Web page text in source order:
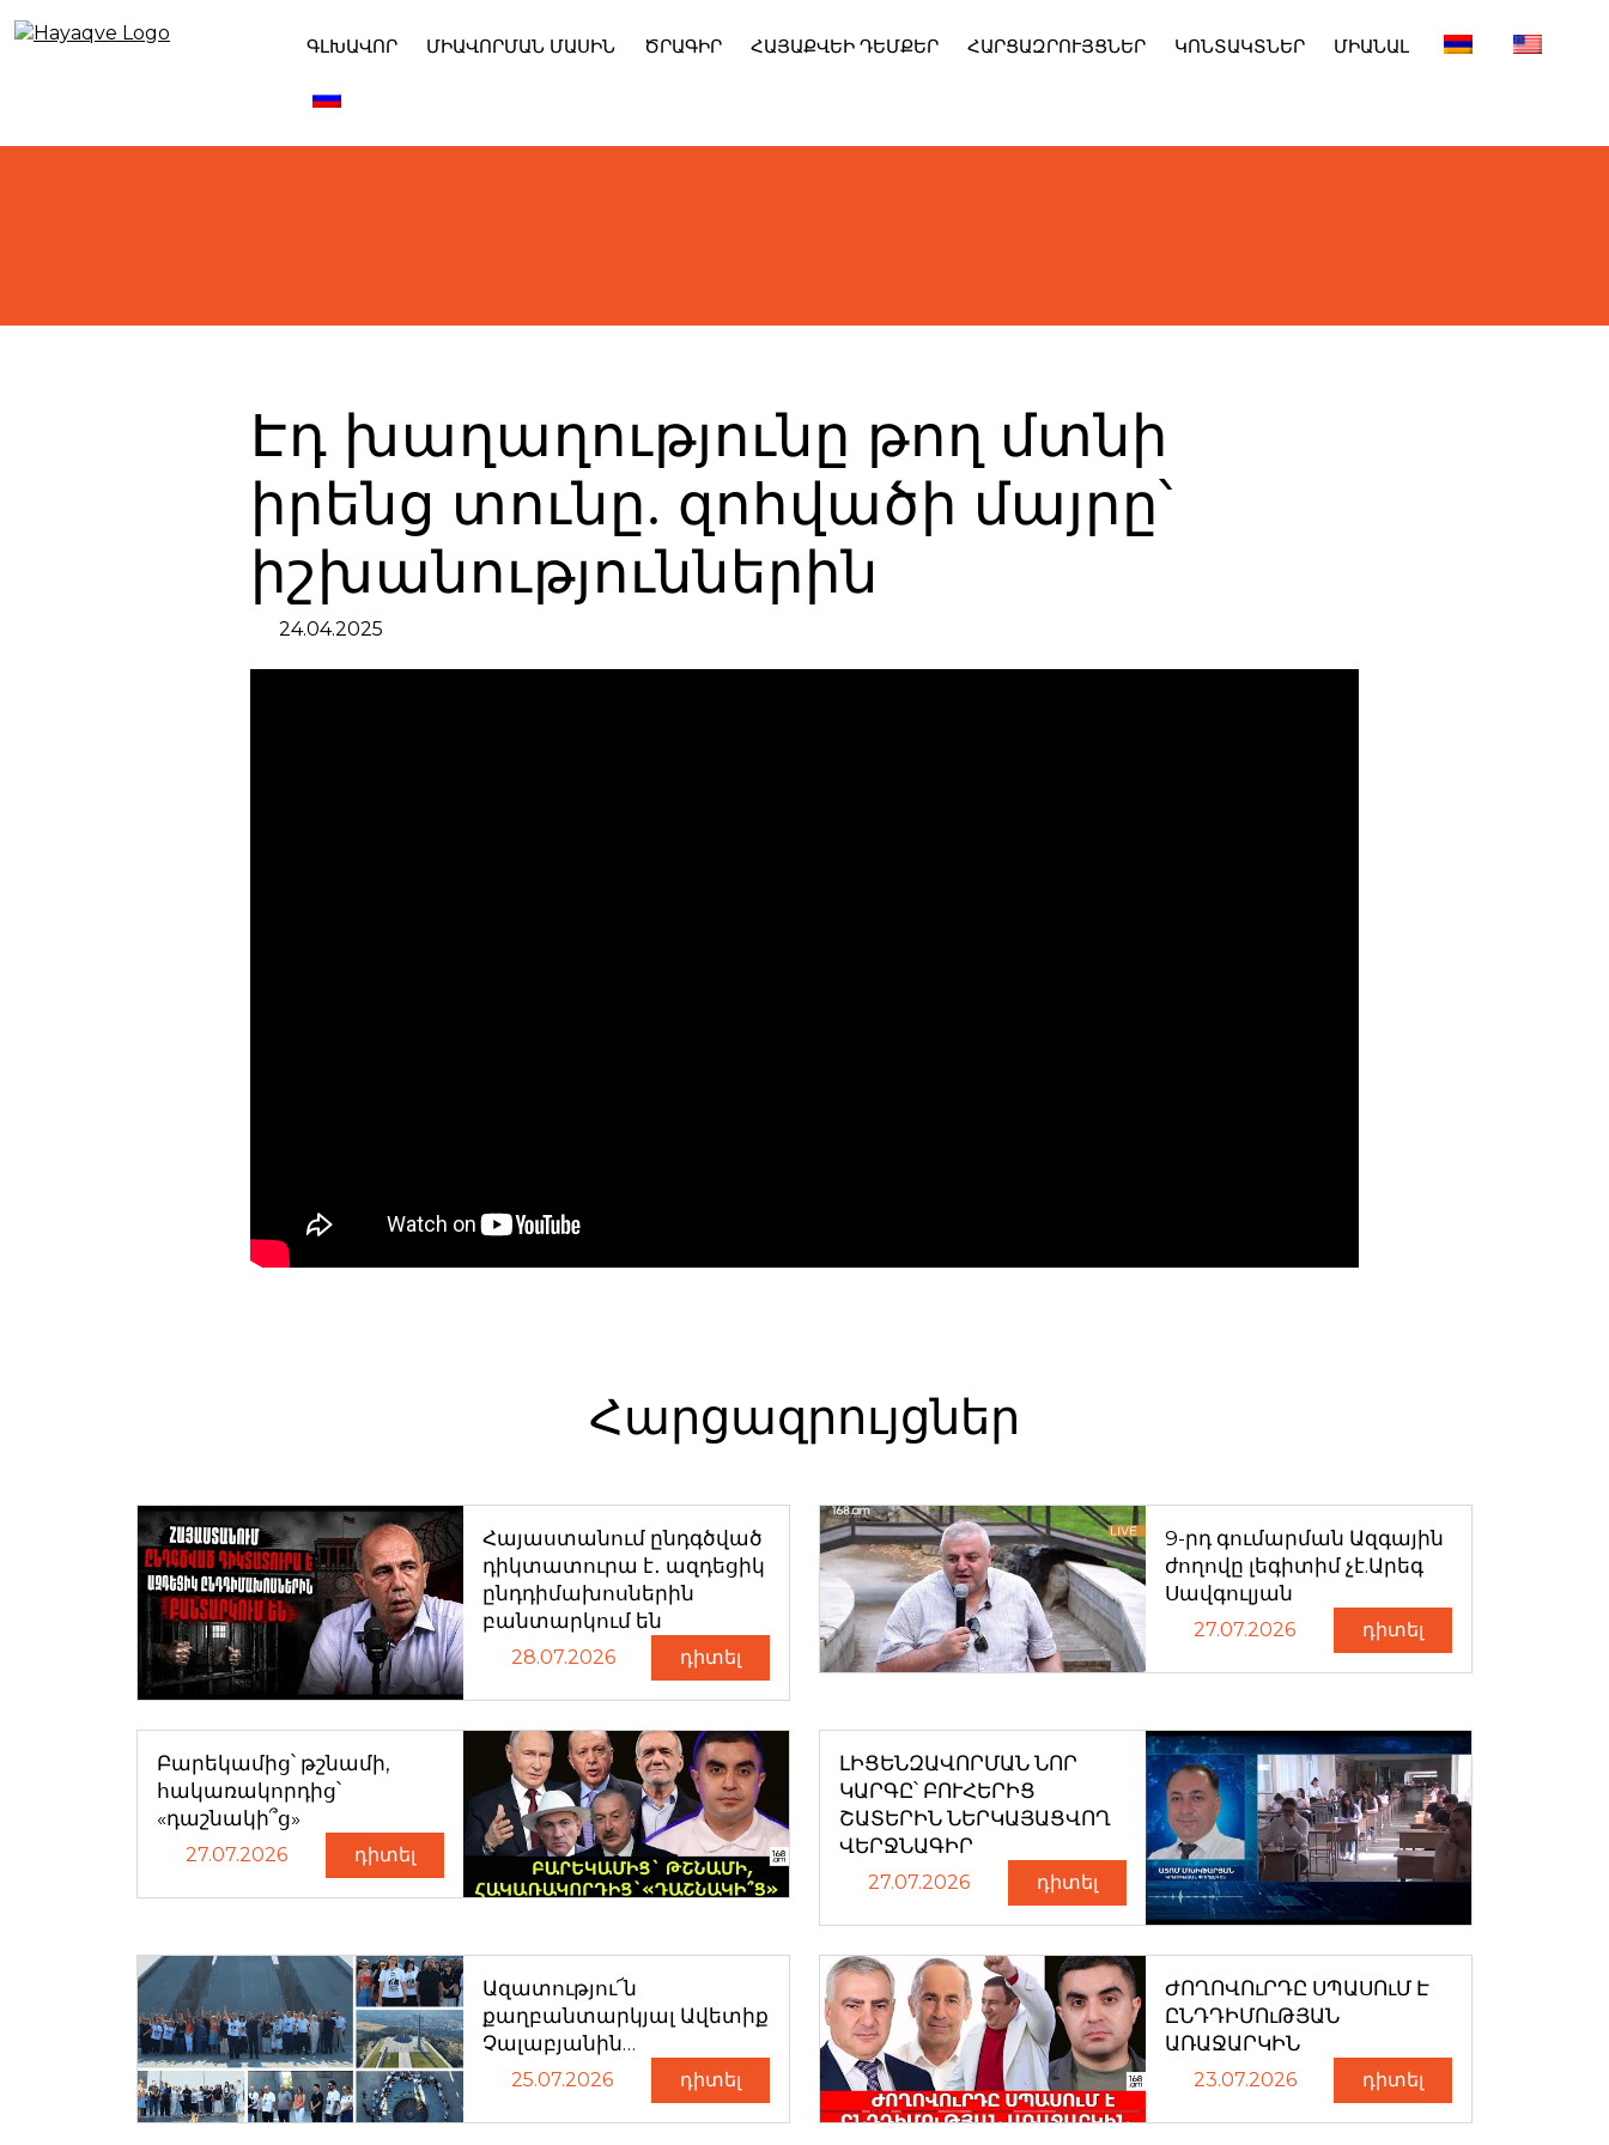
to
ԳԼԽԱՎՈՐ ՄԻԱՎՈՐՄԱՆ ՄԱՍԻՆ ԾՐԱԳԻՐ ՀԱՅԱՔՎԵԻ ԴԵՄՔԵՐ ՀԱՐՑԱԶՐՈՒՅՑՆԵՐ ԿՈՆՏԱԿՏՆԵՐ ՄԻԱՆԱԼ
Էդ խաղաղությունը թող մտնի
իրենց տունը. զոհվածի մայրը՝
իշխանություններին
24.04.2025
Հարցազրույցներ
Հայաստանում ընդգծված
դիկտատուրա է․ ազդեցիկ
ընդդիմախոսներին
բանտարկում են
28.07.2026 դիտել
9-րդ գումարման Ազգային
ժողովը լեգիտիմ չէ.Արեգ
Սավգուլյան
27.07.2026 դիտել
Բարեկամից՝ թշնամի,
հակառակորդից՝
«դաշնակի՞ց»
27.07.2026 դիտել
ԼԻՑԵՆԶԱՎՈՐՄԱՆ ՆՈՐ
ԿԱՐԳԸ՝ ԲՈՒՀԵՐԻՑ
ՇԱՏԵՐԻՆ ՆԵՐԿԱՅԱՑՎՈՂ
ՎԵՐՋՆԱԳԻՐ
27.07.2026 դիտել
Ազատությու՜ն
քաղբանտարկյալ Ավետիք
Չալաբյանին…
25.07.2026 դիտել
ԺՈՂՈՎՈւՐԴԸ ՍՊԱՍՈւՄ Է
ԸՆԴԴԻՄՈւԹՅԱՆ
ԱՌԱՋԱՐԿԻՆ
23.07.2026 դիտել